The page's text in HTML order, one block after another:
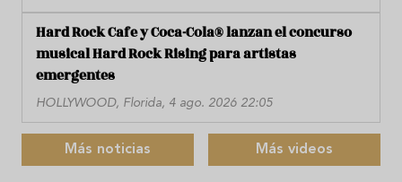
Hard Rock Cafe y Coca-Cola® lanzan el concurso
musical Hard Rock Rising para artistas
emergentes
HOLLYWOOD, Florida, 4 ago. 2026 22:05
Más noticias Más videos